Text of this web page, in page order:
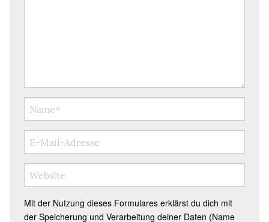
Mit der Nutzung dieses Formulares erklärst du dich mit
der Speicherung und Verarbeitung deiner Daten (Name